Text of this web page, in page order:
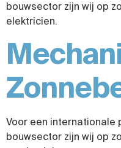
bouwsector zijn wij op
elektricien.
Voor een internationale
bouwsector zijn wij op